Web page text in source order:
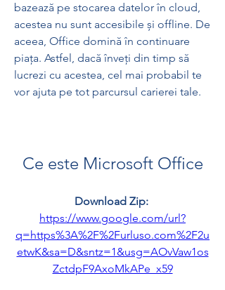
bazează pe stocarea datelor în cloud,
acestea nu sunt accesibile și offline. De
aceea, Office domină în continuare
piața. Astfel, dacă înveți din timp să
lucrezi cu acestea, cel mai probabil te
vor ajuta pe tot parcursul carierei tale.
Ce este Microsoft Office
Download Zip:
https://www.google.com/url?
q=https%3A%2F%2Furluso.com%2F2u
etwK&sa=D&sntz=1&usg=AOvVaw1os
ZctdpF9AxoMkAPe_x59